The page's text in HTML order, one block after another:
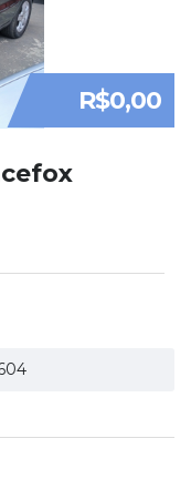
R$0,00